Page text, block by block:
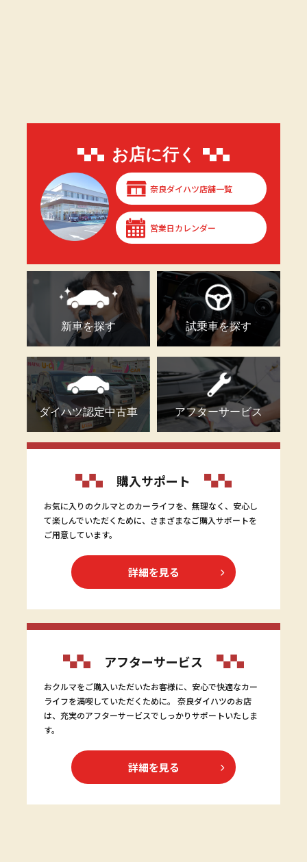
お店に行く
奈良ダイハツ店舗一覧
営業日カレンダー
新車を探す 試乗車を探す
ダイハツ認定中古車 アフターサービス
購入サポート
お気に入りのクルマとのカーライフを、無理なく、安心し
て楽しんでいただくために、さまざまなご購入サポートを
ご用意しています。
詳細を見る
アフターサービス
おクルマをご購入いただいたお客様に、安心で快適なカー
ライフを満喫していただくために。 奈良ダイハツのお店
は、充実のアフターサービスでしっかりサポートいたしま
す。
詳細を見る